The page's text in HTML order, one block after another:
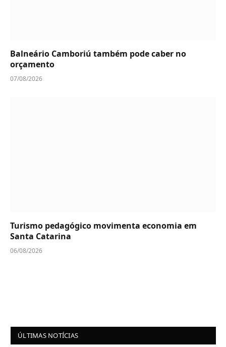
Balneário Camboriú também pode caber no
orçamento
07/08/2026
Turismo pedagógico movimenta economia em
Santa Catarina
06/08/2026
ÚLTIMAS NOTÍCIAS